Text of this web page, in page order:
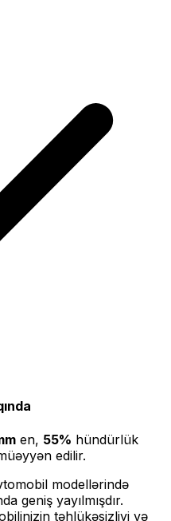
en, 55% hündürlük
edilir.
modellərində
geniş yayılmışdır.
təhlükəsizliyi və